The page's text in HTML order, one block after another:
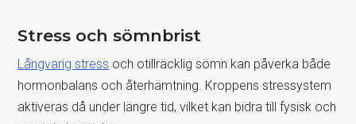
Stress och sömnbrist
Långvarig stress och otillräcklig sömn kan påverka både
hormonbalans och återhämtning. Kroppens stressystem
aktiveras då under längre tid, vilket kan bidra till fysisk och